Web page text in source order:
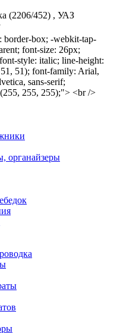
(2206/452) , УАЗ
border-box; -webkit-tap-
font-size: 26px;
style: italic; line-height:
51); font-family: Arial,
sans-serif;
255, 255);"> <br />
органайзеры